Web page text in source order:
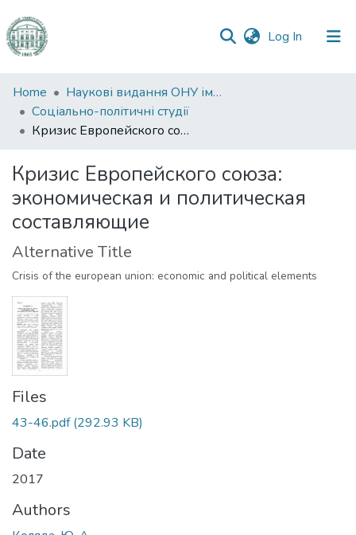
Log In (current)
Communities
&
Collections
Statistics
Home
Наукові видання ОНУ імені І. І. Мечникова
Соціально-політичні студії
Кризис Европейского союза: экономическая и политическая составляющие
Кризис Европейского союза:
экономическая и политическая
составляющие
Alternative Title
Crisis of the european union: economic and political elements
Files
43-46.pdf(292.93 KB)
Date
2017
Authors